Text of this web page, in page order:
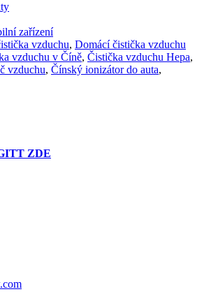
zařízení
vzduchu, Domácí čistička vzduchu
vzduchu v Číně, Čistička vzduchu Hepa,
vzduchu, Čínský ionizátor do auta,
ZDE